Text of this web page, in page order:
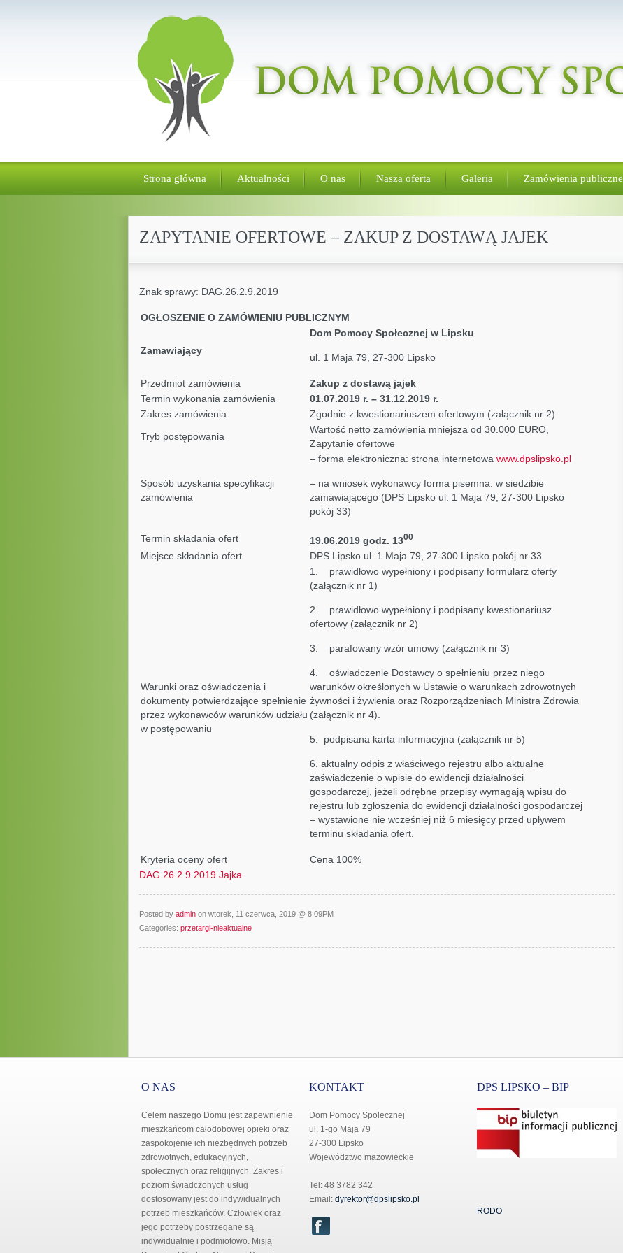
Strona główna Aktualności O nas Nasza oferta Galeria Zamówienia publiczne
ZAPYTANIE OFERTOWE – ZAKUP Z DOSTAWĄ JAJEK
Znak sprawy: DAG.26.2.9.2019
OGŁOSZENIE O ZAMÓWIENIU PUBLICZNYM
Zamawiający
Dom Pomocy Społecznej w Lipsku
ul. 1 Maja 79, 27-300 Lipsko
Przedmiot zamówienia
Zakup z dostawą jajek
Termin wykonania zamówienia
01.07.2019 r. – 31.12.2019 r.
Zakres zamówienia
Zgodnie z kwestionariuszem ofertowym (załącznik nr 2)
Tryb postępowania
Wartość netto zamówienia mniejsza od 30.000 EURO,
Zapytanie ofertowe
Sposób uzyskania specyfikacji
zamówienia
– forma elektroniczna: strona internetowa www.dpslipsko.pl
– na wniosek wykonawcy forma pisemna: w siedzibie
zamawiającego (DPS Lipsko ul. 1 Maja 79, 27-300 Lipsko
pokój 33)
Termin składania ofert 19.06.2019 godz. 1300
Miejsce składania ofert DPS Lipsko ul. 1 Maja 79, 27-300 Lipsko pokój nr 33
Warunki oraz oświadczenia i
dokumenty potwierdzające spełnienie
przez wykonawców warunków udziału
w postępowaniu
1. prawidłowo wypełniony i podpisany formularz oferty
(załącznik nr 1)
2. prawidłowo wypełniony i podpisany kwestionariusz
ofertowy (załącznik nr 2)
3. parafowany wzór umowy (załącznik nr 3)
4. oświadczenie Dostawcy o spełnieniu przez niego
warunków określonych w Ustawie o warunkach zdrowotnych
żywności i żywienia oraz Rozporządzeniach Ministra Zdrowia
(załącznik nr 4).
5. podpisana karta informacyjna (załącznik nr 5)
6. aktualny odpis z właściwego rejestru albo aktualne
zaświadczenie o wpisie do ewidencji działalności
gospodarczej, jeżeli odrębne przepisy wymagają wpisu do
rejestru lub zgłoszenia do ewidencji działalności gospodarczej
– wystawione nie wcześniej niż 6 miesięcy przed upływem
terminu składania ofert.
Kryteria oceny ofert
Cena 100%
DAG.26.2.9.2019 Jajka
Posted by adminon wtorek, 11 czerwca, 2019 @ 8:09PM
Categories: przetargi-nieaktualne
O NAS
Celem naszego Domu jest zapewnienie
mieszkańcom całodobowej opieki oraz
zaspokojenie ich niezbędnych potrzeb
zdrowotnych, edukacyjnych,
społecznych oraz religijnych. Zakres i
poziom świadczonych usług
dostosowany jest do indywidualnych
potrzeb mieszkańców. Człowiek oraz
jego potrzeby postrzegane są
indywidualnie i podmiotowo. Misją
KONTAKT
Dom Pomocy Społecznej
ul. 1-go Maja 79
27-300 Lipsko
Województwo mazowieckie
Tel: 48 3782 342
Email: dyrektor@dpslipsko.pl
DPS LIPSKO – BIP
RODO